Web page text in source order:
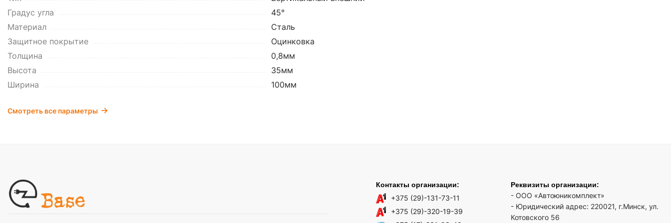
Градус угла
45°
Материал
Сталь
Защитное покрытие
Оцинковка
Толщина
0,8мм
Высота
35мм
Ширина
100мм
Смотреть все параметры
Контакты организации:
+375 (29)-131-73-11
+375 (29)-320-19-39
Реквизиты организации:
- ООО «Автоюникомплект»
- Юридический адрес: 220021, г.Минск, ул.
Котовского 56